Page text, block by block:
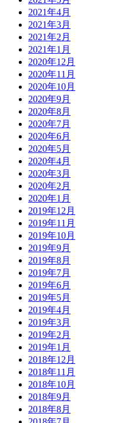
2021年4月
2021年3月
2021年2月
2021年1月
2020年12月
2020年11月
2020年10月
2020年9月
2020年8月
2020年7月
2020年6月
2020年5月
2020年4月
2020年3月
2020年2月
2020年1月
2019年12月
2019年11月
2019年10月
2019年9月
2019年8月
2019年7月
2019年6月
2019年5月
2019年4月
2019年3月
2019年2月
2019年1月
2018年12月
2018年11月
2018年10月
2018年9月
2018年8月